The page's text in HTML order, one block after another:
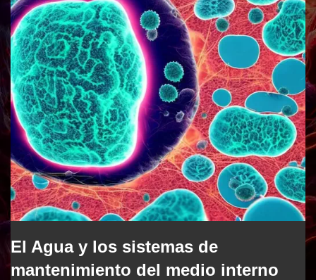
El Agua y los sistemas de
mantenimiento del medio interno